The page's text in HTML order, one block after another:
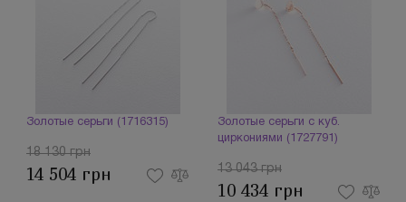
Золотые серьги (1716315)
18 130 грн
14 504 грн
Золотые серьги с куб.
циркониями (1727791)
13 043 грн
10 434 грн